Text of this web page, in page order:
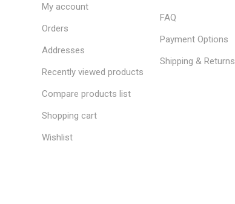
My account
Orders
Addresses
Recently viewed products
Compare products list
Shopping cart
Wishlist
FAQ
Payment Options
Shipping & Returns